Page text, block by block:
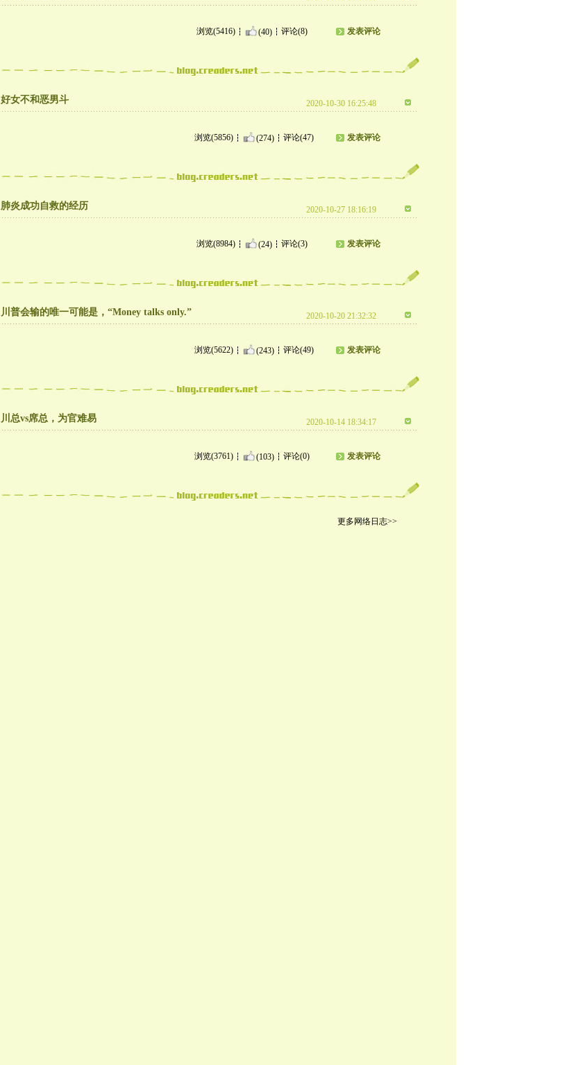
浏览(5416) (40) 评论(8) 发表评论
好女不和恶男斗 2020-10-30 16:25:48
浏览(5856) (274) 评论(47) 发表评论
肺炎成功自救的经历 2020-10-27 18:16:19
浏览(8984) (24) 评论(3) 发表评论
川普会输的唯一可能是，“Money talks only.” 2020-10-20 21:32:32
浏览(5622) (243) 评论(49) 发表评论
川总vs席总，为官难易 2020-10-14 18:34:17
浏览(3761) (103) 评论(0) 发表评论
更多网络日志>>